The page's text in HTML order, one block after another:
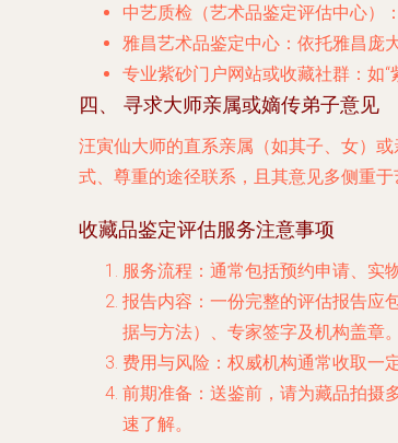
中艺质检 （艺术品鉴定评估中心
雅昌艺术品鉴定中心 ：依托雅昌庞
专业紫砂门户网站或收藏社群 ：如
四、 寻求大师亲属或嫡传弟子意见
汪寅仙大师的直系亲属 （如其子、女）或
式、尊重的途径联系，且其意见多侧重
收藏品鉴定评估服务注意事项
服务流程 ：通常包括预约申请、实
报告内容 ：一份完整的评估报告
据与方法）、专家签字及机构盖章。
费用与风险 ：权威机构通常收取一
前期准备 ：送鉴前，请为藏品拍摄
速了解。